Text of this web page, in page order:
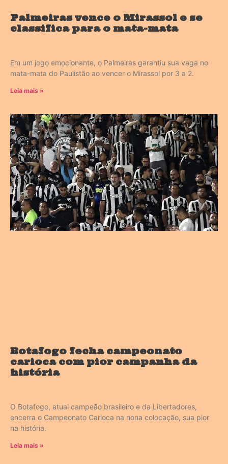
Palmeiras vence o Mirassol e se
classifica para o mata-mata
Em um jogo emocionante, o Palmeiras garantiu sua vaga no
mata-mata do Paulistão ao vencer o Mirassol por 3 a 2.
Leia mais »
Botafogo fecha campeonato
carioca com pior campanha da
história
O Botafogo, atual campeão brasileiro e da Libertadores,
encerra o Campeonato Carioca na nona colocação, sua pior
na história.
Leia mais »